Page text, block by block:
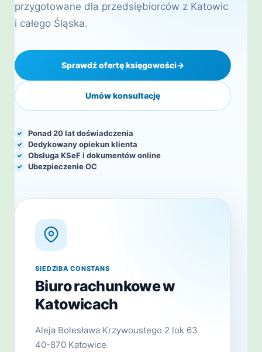
przygotowane dla przedsiębiorców z Katowic
i całego Śląska.
Sprawdź ofertę księgowości→
Umów konsultację
Ponad 20 lat doświadczenia
Dedykowany opiekun klienta
Obsługa KSeF i dokumentów online
Ubezpieczenie OC
SIEDZIBA CONSTANS
Biuro rachunkowe w
Katowicach
Aleja Bolesława Krzywoustego 2 lok 63
40-870 Katowice